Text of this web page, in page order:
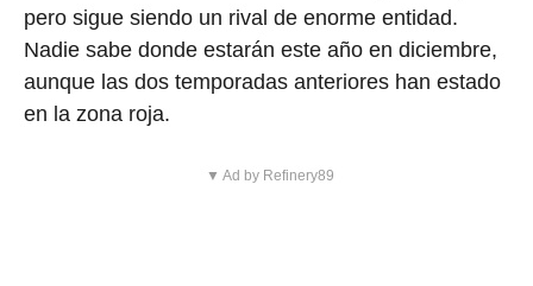
pero sigue siendo un rival de enorme entidad.
Nadie sabe donde estarán este año en diciembre,
aunque las dos temporadas anteriores han estado
en la zona roja.
▼ Ad by Refinery89